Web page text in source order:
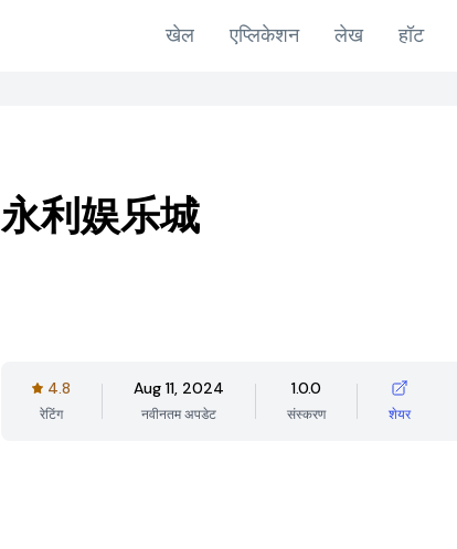
खेल एप्लिकेशन लेख हॉट
永利娱乐城
4.8
रेटिंग
Aug 11, 2024
नवीनतम अपडेट
1.0.0
संस्करण शेयर